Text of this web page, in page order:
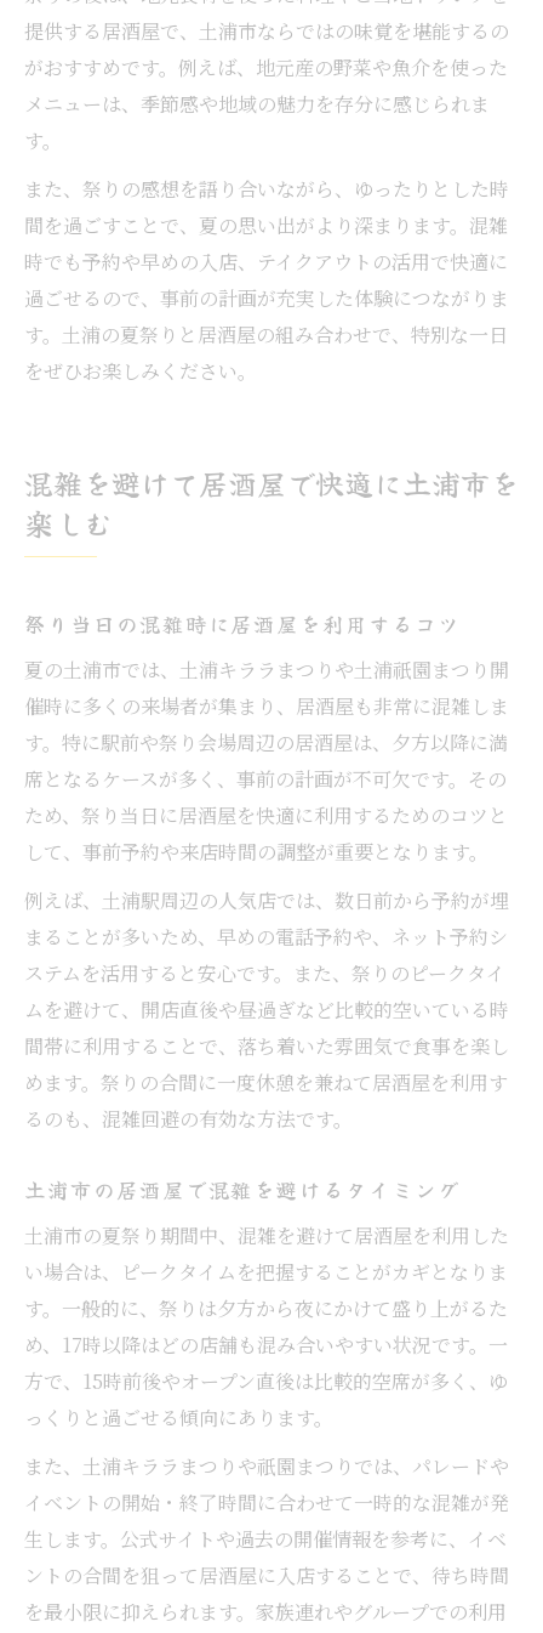
提供する居酒屋で、土浦市ならではの味覚を堪能するの
がおすすめです。例えば、地元産の野菜や魚介を使った
メニューは、季節感や地域の魅力を存分に感じられま
す。
また、祭りの感想を語り合いながら、ゆったりとした時
間を過ごすことで、夏の思い出がより深まります。混雑
時でも予約や早めの入店、テイクアウトの活用で快適に
過ごせるので、事前の計画が充実した体験につながりま
す。土浦の夏祭りと居酒屋の組み合わせで、特別な一日
をぜひお楽しみください。
混雑を避けて居酒屋で快適に土浦市を
楽しむ
祭り当日の混雑時に居酒屋を利用するコツ
夏の土浦市では、土浦キララまつりや土浦祇園まつり開
催時に多くの来場者が集まり、居酒屋も非常に混雑しま
す。特に駅前や祭り会場周辺の居酒屋は、夕方以降に満
席となるケースが多く、事前の計画が不可欠です。その
ため、祭り当日に居酒屋を快適に利用するためのコツと
して、事前予約や来店時間の調整が重要となります。
例えば、土浦駅周辺の人気店では、数日前から予約が埋
まることが多いため、早めの電話予約や、ネット予約シ
ステムを活用すると安心です。また、祭りのピークタイ
ムを避けて、開店直後や昼過ぎなど比較的空いている時
間帯に利用することで、落ち着いた雰囲気で食事を楽し
めます。祭りの合間に一度休憩を兼ねて居酒屋を利用す
るのも、混雑回避の有効な方法です。
土浦市の居酒屋で混雑を避けるタイミング
土浦市の夏祭り期間中、混雑を避けて居酒屋を利用した
い場合は、ピークタイムを把握することがカギとなりま
す。一般的に、祭りは夕方から夜にかけて盛り上がるた
め、17時以降はどの店舗も混み合いやすい状況です。一
方で、15時前後やオープン直後は比較的空席が多く、ゆ
っくりと過ごせる傾向にあります。
また、土浦キララまつりや祇園まつりでは、パレードや
イベントの開始・終了時間に合わせて一時的な混雑が発
生します。公式サイトや過去の開催情報を参考に、イベ
ントの合間を狙って居酒屋に入店することで、待ち時間
を最小限に抑えられます。家族連れやグループでの利用